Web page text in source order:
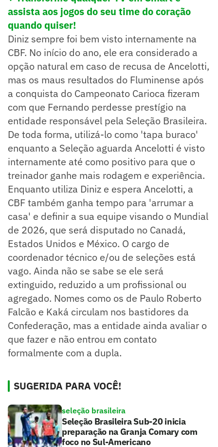
assista aos jogos do seu time do coração
quando quiser!
Diniz sempre foi bem visto internamente na
CBF. No início do ano, ele era considerado a
opção natural em caso de recusa de Ancelotti,
mas os maus resultados do Fluminense após
a conquista do Campeonato Carioca fizeram
com que Fernando perdesse prestígio na
entidade responsável pela Seleção Brasileira.
De toda forma, utilizá-lo como 'tapa buraco'
enquanto a Seleção aguarda Ancelotti é visto
internamente até como positivo para que o
treinador ganhe mais rodagem e experiência.
Enquanto utiliza Diniz e espera Ancelotti, a
CBF também ganha tempo para 'arrumar a
casa' e definir a sua equipe visando o Mundial
de 2026, que será disputado no Canadá,
Estados Unidos e México. O cargo de
coordenador técnico e/ou de seleções está
vago. Ainda não se sabe se ele será
extinguido, reduzido a um profissional ou
agregado. Nomes como os de Paulo Roberto
Falcão e Kaká circulam nos bastidores da
Confederação, mas a entidade ainda avaliar o
que fazer e não entrou em contato
formalmente com a dupla.
SUGERIDA PARA VOCÊ!
seleção brasileira
Seleção Brasileira Sub-20 inicia
preparação na Granja Comary com
foco no Sul-Americano